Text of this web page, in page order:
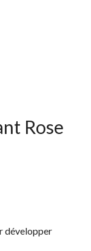
Rose
développer